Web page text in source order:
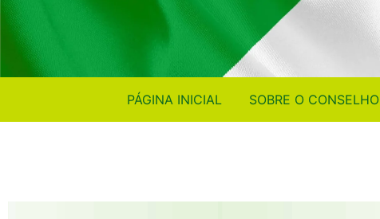
PÁGINA INICIAL SOBRE O CONSELHO